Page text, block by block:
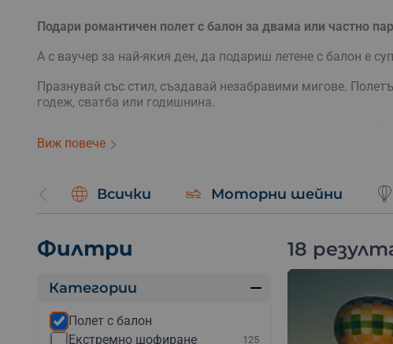
Подари романтичен полет с балон за двама или частно
А с ваучер за най-якия ден, да подариш летене с балон е
Празнувай със стил, създавай незабравими мигове.
годеж, сватба или годишнина.
Планина, Сопот, Шуменското Плато, Искърско дефиле,
Видове полет с
Панорамно издигане с балон
Издигането се прави на живописни места, като
топловъздушните балони и да се насладят на уникални
Групов полет с балон
Полетът се комбинира с други участници. При този вид
Виж повече
Всички Моторни шейни
Филтри
Категории
Полет с балон
Екстремно шофиране
125
18